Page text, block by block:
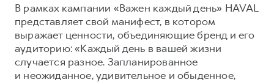
Коллекция Детская
В рамках кампании «Важен каждый день» HAVAL
представляет свой манифест, в котором
выражает ценности, объединяющие бренд и его
аудиторию: «Каждый день в вашей жизни
случается разное. Запланированное
и неожиданное, удивительное и обыденное,